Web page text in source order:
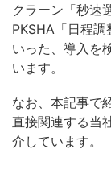
クラーン「秒速
PKSHA「日程
いった、導入を
います。
なお、本記事で
直接関連する当
介しています。